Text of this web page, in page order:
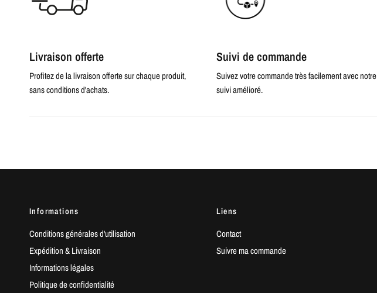
Livraison offerte
Profitez de la livraison offerte sur chaque produit,
sans conditions d'achats.
Suivi de commande
Suivez votre commande très facilement avec notre
suivi amélioré.
Informations
Conditions générales d'utilisation
Expédition & Livraison
Informations légales
Politique de confidentialité
Liens
Contact
Suivre ma commande